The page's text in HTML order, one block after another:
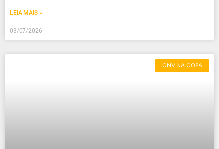
LEIA MAIS »
03/07/2026
CNV NA COPA